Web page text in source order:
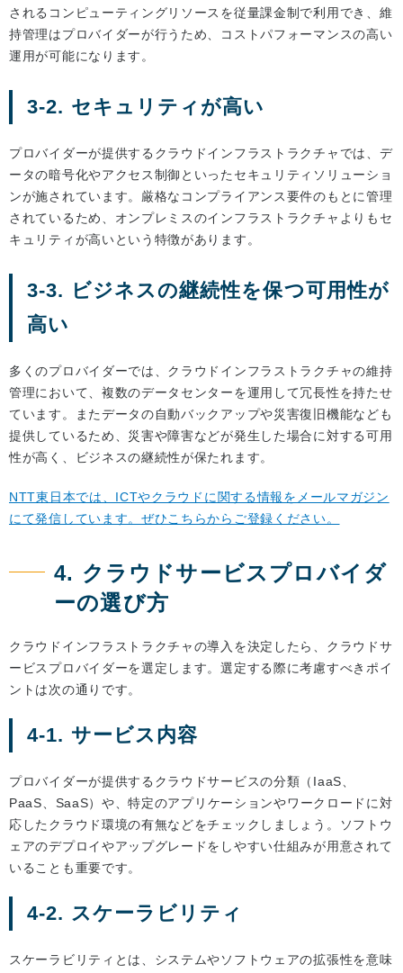
されるコンピューティングリソースを従量課金制で利用でき、維
持管理はプロバイダーが行うため、コストパフォーマンスの高い
運用が可能になります。
3-2. セキュリティが高い
プロバイダーが提供するクラウドインフラストラクチャでは、デ
ータの暗号化やアクセス制御といったセキュリティソリューショ
ンが施されています。厳格なコンプライアンス要件のもとに管理
されているため、オンプレミスのインフラストラクチャよりもセ
キュリティが高いという特徴があります。
3-3. ビジネスの継続性を保つ可用性が
高い
多くのプロバイダーでは、クラウドインフラストラクチャの維持
管理において、複数のデータセンターを運用して冗長性を持たせ
ています。またデータの自動バックアップや災害復旧機能なども
提供しているため、災害や障害などが発生した場合に対する可用
性が高く、ビジネスの継続性が保たれます。
NTT東日本では、ICTやクラウドに関する情報をメールマガジン
にて発信しています。ぜひこちらからご登録ください。
4. クラウドサービスプロバイダ
ーの選び方
クラウドインフラストラクチャの導入を決定したら、クラウドサ
ービスプロバイダーを選定します。選定する際に考慮すべきポイ
ントは次の通りです。
4-1. サービス内容
プロバイダーが提供するクラウドサービスの分類（IaaS、
PaaS、SaaS）や、特定のアプリケーションやワークロードに対
応したクラウド環境の有無などをチェックしましょう。ソフトウ
ェアのデプロイやアップグレードをしやすい仕組みが用意されて
いることも重要です。
4-2. スケーラビリティ
スケーラビリティとは、システムやソフトウェアの拡張性を意味